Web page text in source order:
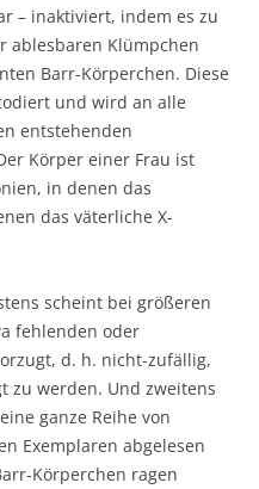
– inaktiviert, indem es zu
ablesbaren Klümpchen
Barr-Körperchen. Diese
und wird an alle
entstehenden
Körper einer Frau ist
in denen das
das väterliche X-
scheint bei größeren
fehlenden oder
d. h. nicht-zufällig,
zu werden. Und zweitens
ganze Reihe von
Exemplaren abgelesen
Körperchen ragen